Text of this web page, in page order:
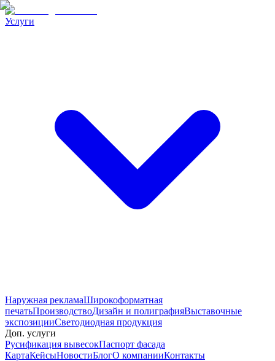
Услуги
Наружная рекламаШирокоформатная
печатьПроизводствоДизайн и полиграфияВыставочные
экспозицииСветодиодная продукция
Доп. услуги
Русификация вывесокПаспорт фасада
КартаКейсыНовостиБлогО компанииКонтакты